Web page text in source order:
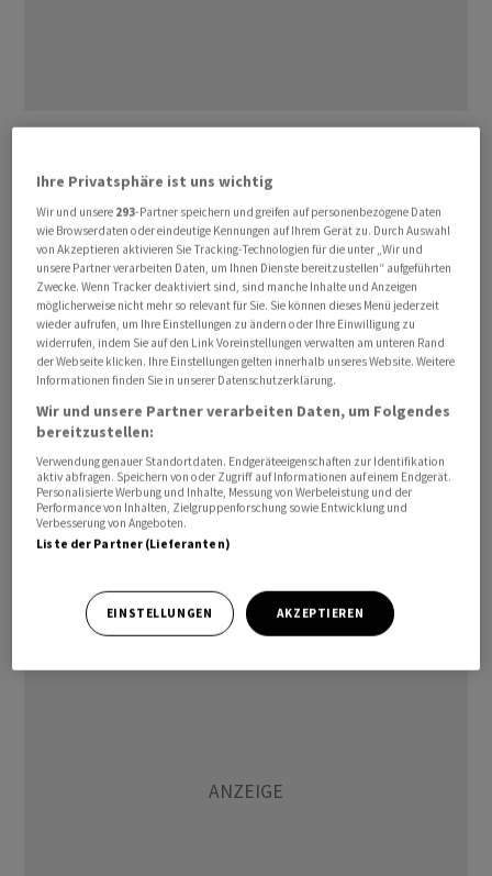
verbreitet, dass eine Vorvereinbarung zwischen den
USA und dem Iran greifbar sei. Munir hätte demnach
eigentlich gestern nach Teheran reisen sollen. Er habe
jedoch auf grünes Licht der iranischen Verhandler
gewartet, dass tatsächlich eine erste Einigung erzielt
werden kann. Um welche Punkte es dabei gerade genau
geht, ist nicht bekannt.
Feldmarschall Asim Munir werden gute Kontakte zu US-
Präsident Donald Trump nachgesagt und gilt als
Vermittler zwischen den Kriegsparteien. Der
pakistanische Innenminister und Vertraute von Munir,
Mohsin Naqvi, ist bereits in Teheran. Er habe sich dort in
den vergangenen Tagen mehrfach mit dem iranischen
Aussenminister Abbas Araghtschi zum Austausch
Ihre Privatsphäre ist uns wichtig
Wir und unsere 293-Partner speichern und greifen auf personenbezogene Daten
wie Browserdaten oder eindeutige Kennungen auf Ihrem Gerät zu. Durch Auswahl
von Akzeptieren aktivieren Sie Tracking-Technologien für die unter „Wir und
unsere Partner verarbeiten Daten, um Ihnen Dienste bereitzustellen“ aufgeführten
Zwecke. Wenn Tracker deaktiviert sind, sind manche Inhalte und Anzeigen
möglicherweise nicht mehr so relevant für Sie. Sie können dieses Menü jederzeit
wieder aufrufen, um Ihre Einstellungen zu ändern oder Ihre Einwilligung zu
widerrufen, indem Sie auf den Link Voreinstellungen verwalten am unteren Rand
der Webseite klicken. Ihre Einstellungen gelten innerhalb unseres Website. Weitere
Informationen finden Sie in unserer Datenschutzerklärung.
Wir und unsere Partner verarbeiten Daten, um Folgendes
bereitzustellen:
Verwendung genauer Standortdaten. Endgeräteeigenschaften zur Identifikation
aktiv abfragen. Speichern von oder Zugriff auf Informationen auf einem Endgerät.
Personalisierte Werbung und Inhalte, Messung von Werbeleistung und der
Performance von Inhalten, Zielgruppenforschung sowie Entwicklung und
Verbesserung von Angeboten.
Liste der Partner (Lieferanten)
EINSTELLUNGEN AKZEPTIEREN